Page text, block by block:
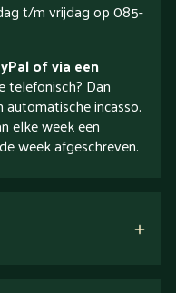
t/m vrijdag op 085-
of via een
telefonisch? Dan
incasso.
elke week een
week afgeschreven.